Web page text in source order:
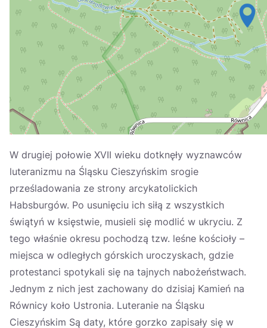
W drugiej połowie XVII wieku dotknęły wyznawców
luteranizmu na Śląsku Cieszyńskim srogie
prześladowania ze strony arcykatolickich
Habsburgów. Po usunięciu ich siłą z wszystkich
świątyń w księstwie, musieli się modlić w ukryciu. Z
tego właśnie okresu pochodzą tzw. leśne kościoły –
miejsca w odległych górskich uroczyskach, gdzie
protestanci spotykali się na tajnych nabożeństwach.
Jednym z nich jest zachowany do dzisiaj Kamień na
Równicy koło Ustronia. Luteranie na Śląsku
Cieszyńskim Są daty, które gorzko zapisały się w